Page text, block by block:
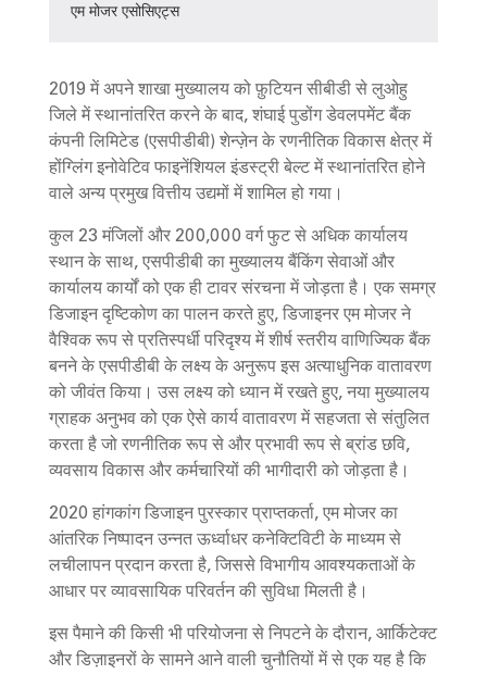
एम मोजर एसोसिएट्स
2019 में अपने शाखा मुख्यालय को फ़ुटियन सीबीडी से लुओहु
जिले में स्थानांतरित करने के बाद, शंघाई पुडोंग डेवलपमेंट बैंक
कंपनी लिमिटेड (एसपीडीबी) शेन्ज़ेन के रणनीतिक विकास क्षेत्र में
होंग्लिंग इनोवेटिव फाइनेंशियल इंडस्ट्री बेल्ट में स्थानांतरित होने
वाले अन्य प्रमुख वित्तीय उद्यमों में शामिल हो गया।
कुल 23 मंजिलों और 200,000 वर्ग फुट से अधिक कार्यालय
स्थान के साथ, एसपीडीबी का मुख्यालय बैंकिंग सेवाओं और
कार्यालय कार्यों को एक ही टावर संरचना में जोड़ता है। एक समग्र
डिजाइन दृष्टिकोण का पालन करते हुए, डिजाइनर एम मोजर ने
वैश्विक रूप से प्रतिस्पर्धी परिदृश्य में शीर्ष स्तरीय वाणिज्यिक बैंक
बनने के एसपीडीबी के लक्ष्य के अनुरूप इस अत्याधुनिक वातावरण
को जीवंत किया। उस लक्ष्य को ध्यान में रखते हुए, नया मुख्यालय
ग्राहक अनुभव को एक ऐसे कार्य वातावरण में सहजता से संतुलित
करता है जो रणनीतिक रूप से और प्रभावी रूप से ब्रांड छवि,
व्यवसाय विकास और कर्मचारियों की भागीदारी को जोड़ता है।
2020 हांगकांग डिजाइन पुरस्कार प्राप्तकर्ता, एम मोजर का
आंतरिक निष्पादन उन्नत ऊर्ध्वाधर कनेक्टिविटी के माध्यम से
लचीलापन प्रदान करता है, जिससे विभागीय आवश्यकताओं के
आधार पर व्यावसायिक परिवर्तन की सुविधा मिलती है।
इस पैमाने की किसी भी परियोजना से निपटने के दौरान, आर्किटेक्ट
और डिज़ाइनरों के सामने आने वाली चुनौतियों में से एक यह है कि